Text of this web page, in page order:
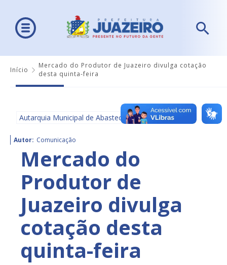
Início
Mercado do Produtor de Juazeiro divulga cotação
desta quinta-feira
Autarquia Municipal de Abastecimento - AMA
Autor: Comunicação
Mercado do
Produtor de
Juazeiro divulga
cotação desta
quinta-feira